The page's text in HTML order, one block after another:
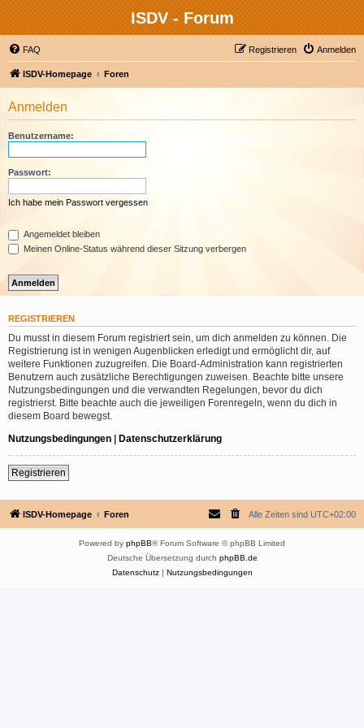
ISDV - Forum
FAQ Anmelden
Registrieren
ISDV-Homepage Foren
Anmelden
Benutzername:
Passwort:
Ich habe mein Passwort vergessen
Angemeldet bleiben
Meinen Online-Status während dieser Sitzung verbergen
REGISTRIEREN
Du musst in diesem Forum registriert sein, um dich anmelden zu können. Die
Registrierung ist in wenigen Augenblicken erledigt und ermöglicht dir, auf
weitere Funktionen zuzugreifen. Die Board-Administration kann registrierten
Benutzern auch zusätzliche Berechtigungen zuweisen. Beachte bitte unsere
Nutzungsbedingungen und die verwandten Regelungen, bevor du dich
registrierst. Bitte beachte auch die jeweiligen Forenregeln, wenn du dich in
diesem Board bewegst.
Nutzungsbedingungen | Datenschutzerklärung
Registrieren
ISDV-Homepage Foren Alle Zeiten sind UTC+02:00
Powered by phpBB® Forum Software © phpBB Limited
Deutsche Übersetzung durch phpBB.de
Datenschutz| Nutzungsbedingungen